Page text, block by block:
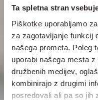
Ta spletna stran
Piškotke uporabljamo
za zagotavljanje funkcij
našega prometa. Poleg
uporabi našega mesta
družbenih medijev,
kombinirajo z drugimi
posredovali ali pa so jih